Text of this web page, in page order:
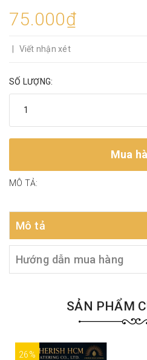
75.000₫
Viết nhận xét
SỐ LƯỢNG:
Mua
MÔ TẢ:
Mô tả
Hướng dẫn mua hàng
SẢN PHẨM
26%